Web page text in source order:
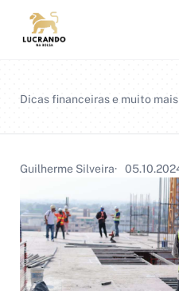
Dicas financeiras e muito mais
Guilherme Silveira